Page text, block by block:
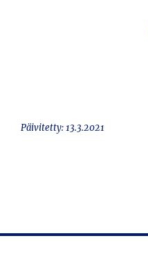
Päivitetty: 13.3.2021